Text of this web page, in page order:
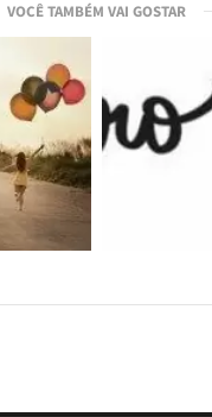
VOCÊ TAMBÉM VAI GOSTAR